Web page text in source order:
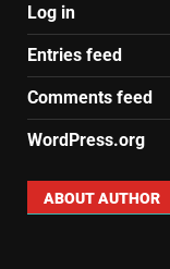
Log in
Entries feed
Comments feed
WordPress.org
ABOUT AUTHOR